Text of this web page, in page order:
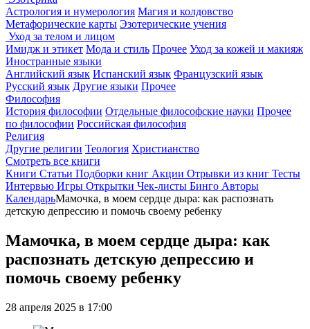
Астрология и нумерология Магия и колдовство
Метафорические карты Эзотерические учения
Уход за телом и лицом
Имидж и этикет Мода и стиль Прочее Уход за кожей и макияж
Иностранные языки
Английский язык Испанский язык Французский язык
Русский язык Другие языки Прочее
Философия
История философии Отдельные философские науки Прочее
по философии Российская философия
Религия
Другие религии Теология Христианство
Смотреть все книги
Книги Статьи Подборки книг Акции Отрывки из книг Тесты
Интервью Игры Открытки Чек-листы Бинго Авторы
КалендарьМамочка, в моем сердце дыра: как распознать
детскую депрессию и помочь своему ребенку
Мамочка, в моем сердце дыра: как
распознать детскую депрессию и
помочь своему ребенку
28 апреля 2025 в 17:00